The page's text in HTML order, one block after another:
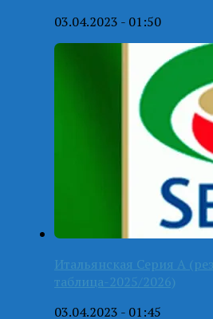
03.04.2023 - 01:50
Итальянская Серия А
таблица-2025/2026)
03.04.2023 - 01:45